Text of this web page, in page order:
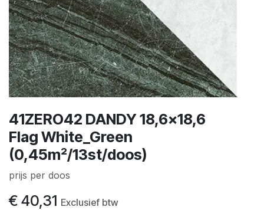
41ZERO42 DANDY 18,6x18,6
Flag White_Green
(0,45m²/13st/doos)
prijs per doos
€ 40,31 Exclusief btw